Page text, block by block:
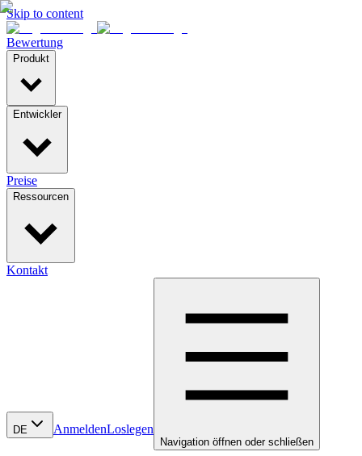
Skip to content
Bewertung
Produkt
Entwickler
Preise
Ressourcen
Kontakt
DE AnmeldenLoslegen
Navigation öffnen oder schließen